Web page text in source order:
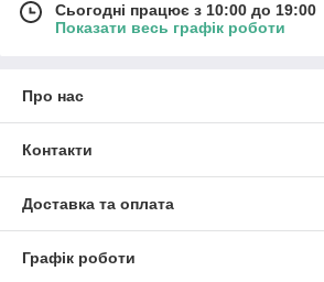
Сьогодні працює з 10:00 до 19:00
Показати весь графік роботи
Про нас
Контакти
Доставка та оплата
Графік роботи